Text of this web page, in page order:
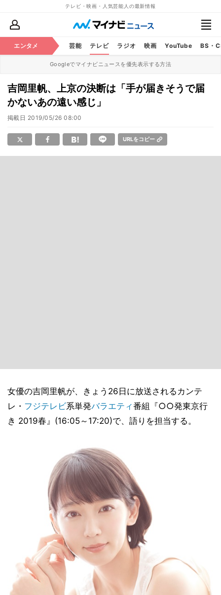
テレビ・映画・人気芸能人の最新情報
エンタメ 芸能 テレビ ラジオ 映画 YouTube BS・
Googleでマイナビニュースを優先表示する方法
吉岡里帆、上京の決断は「手が届きそうで届
かないあの遠い感じ」
掲載日 2019/05/26 08:00
URLをコピー
女優の吉岡里帆が、きょう26日に放送されるカンテ
レ・ フジテレビ系単発バラエティ番組『○○発東京行
き 2019春』(16:05～17:20)で、語りを担当する。